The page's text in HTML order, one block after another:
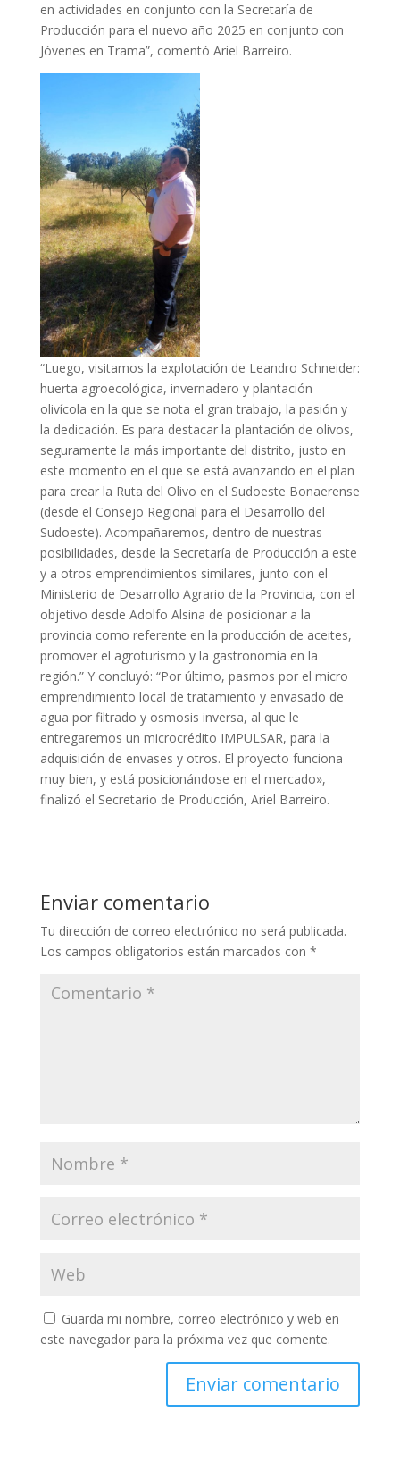
en actividades en conjunto con la Secretaría de
Producción para el nuevo año 2025 en conjunto con
Jóvenes en Trama”, comentó Ariel Barreiro.
“Luego, visitamos la explotación de Leandro Schneider:
huerta agroecológica, invernadero y plantación
olivícola en la que se nota el gran trabajo, la pasión y
la dedicación. Es para destacar la plantación de olivos,
seguramente la más importante del distrito, justo en
este momento en el que se está avanzando en el plan
para crear la Ruta del Olivo en el Sudoeste Bonaerense
(desde el Consejo Regional para el Desarrollo del
Sudoeste). Acompañaremos, dentro de nuestras
posibilidades, desde la Secretaría de Producción a este
y a otros emprendimientos similares, junto con el
Ministerio de Desarrollo Agrario de la Provincia, con el
objetivo desde Adolfo Alsina de posicionar a la
provincia como referente en la producción de aceites,
promover el agroturismo y la gastronomía en la
región.” Y concluyó: “Por último, pasmos por el micro
emprendimiento local de tratamiento y envasado de
agua por filtrado y osmosis inversa, al que le
entregaremos un microcrédito IMPULSAR, para la
adquisición de envases y otros. El proyecto funciona
muy bien, y está posicionándose en el mercado»,
finalizó el Secretario de Producción, Ariel Barreiro.
Enviar comentario
Tu dirección de correo electrónico no será publicada.
Los campos obligatorios están marcados con *
Guarda mi nombre, correo electrónico y web en
este navegador para la próxima vez que comente.